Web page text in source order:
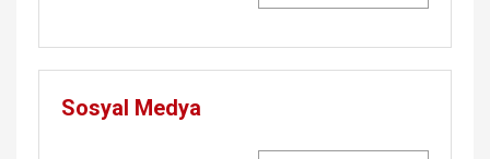
Sosyal Medya